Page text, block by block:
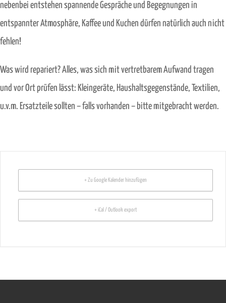
nebenbei entstehen spannende Gespräche und Begegnungen in
entspannter Atmosphäre, Kaffee und Kuchen dürfen natürlich auch nicht
fehlen!
Was wird repariert? Alles, was sich mit vertretbarem Aufwand tragen
und vor Ort prüfen lässt: Kleingeräte, Haushaltsgegenstände, Textilien,
u.v.m. Ersatzteile sollten – falls vorhanden – bitte mitgebracht werden.
+ Zu Google Kalender hinzufügen
+ iCal / Outlook export